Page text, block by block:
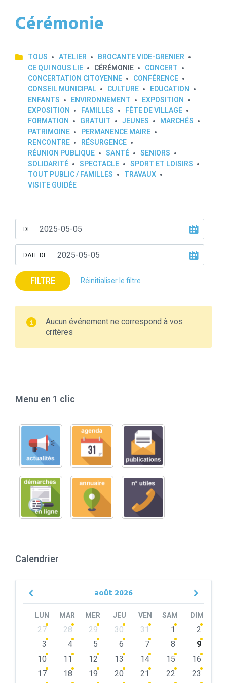
Cérémonie
TOUS ATELIER
BROCANTE VIDE-GRENIER
CE QUI NOUS LIE
CÉRÉMONIE
CONCERT
CONCERTATION CITOYENNE
CONFÉRENCE
CONSEIL MUNICIPAL
CULTURE
EDUCATION
ENFANTS
ENVIRONNEMENT
EXPOSITION
EXPOSITION
FAMILLES
FÊTE DE VILLAGE
FORMATION
GRATUIT JEUNES
MARCHÉS
PATRIMOINE
PERMANENCE MAIRE
RENCONTRE
RÉSURGENCE
RÉUNION PUBLIQUE
SANTÉ
SENIORS
SOLIDARITÉ
SPECTACLE
SPORT ET LOISIRS
TOUT PUBLIC / FAMILLES
TRAVAUX
VISITE GUIDÉE
DE:
DATE DE :
FILTRE Réinitialiser le filtre
Aucun événement ne correspond à vos
critères
Menu en 1 clic
Calendrier
août 2026
Previous
LUN MAR MER JEU VEN SAM DIM
Skip
calendar
27 28 29 30 31 1
2
3
4 5 6 7 8
9
10
11 12 13 14 15
16
17
18 19 20 21 22
23